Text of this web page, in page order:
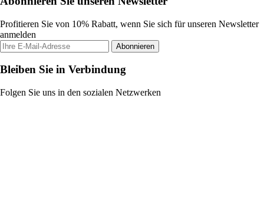
Profitieren Sie von 10% Rabatt, wenn Sie sich für unseren Newsletter
anmelden
Abonnieren
Bleiben Sie in Verbindung
Folgen Sie uns in den sozialen Netzwerken